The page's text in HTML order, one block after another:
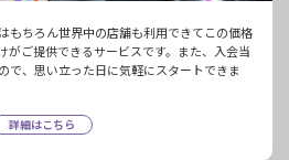
もちろん世界中の店舗も利用できてこの価格
がご提供できるサービスです。また、入会当
で、思い立った日に気軽にスタートできま
詳細はこちら